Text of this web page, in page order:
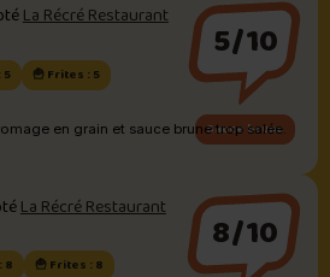
La Récré Restaurant
5 🍟 Frites : 5
5/10
Sauce brune
en grain et sauce brune trop salée.
La Récré Restaurant
8 🍟 Frites : 8
8/10